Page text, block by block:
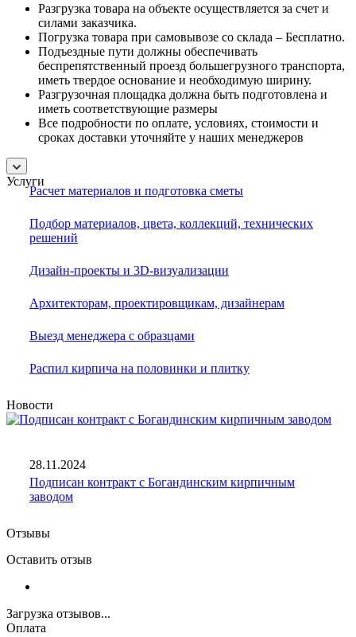
Разгрузка товара на объекте осуществляется за счет и
силами заказчика.
Погрузка товара при самовывозе со склада – Бесплатно.
Подъездные пути должны обеспечивать
беспрепятственный проезд большегрузного транспорта,
иметь твердое основание и необходимую ширину.
Разгрузочная площадка должна быть подготовлена и
иметь соответствующие размеры
Все подробности по оплате, условиях, стоимости и
сроках доставки уточняйте у наших менеджеров
Услуги
Расчет материалов и подготовка сметы
Подбор материалов, цвета, коллекций, технических
решений
Дизайн-проекты и 3D-визуализации
Архитекторам, проектировщикам, дизайнерам
Выезд менеджера с образцами
Распил кирпича на половинки и плитку
Новости
28.11.2024
Подписан контракт с Богандинским кирпичным
заводом
Отзывы
Оставить отзыв
Загрузка отзывов...
Оплата